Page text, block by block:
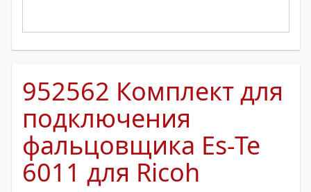
952562 Комплект для
подключения
фальцовщика Es-Te
6011 для Ricoh